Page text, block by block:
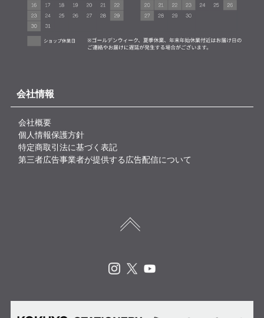
会社情報
会社概要
個人情報保護方針
特定商取引法に基づく表記
第三者広告事業者が提供する広告配信について